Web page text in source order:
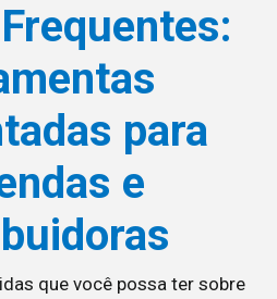
para
e
que você possa ter sobre